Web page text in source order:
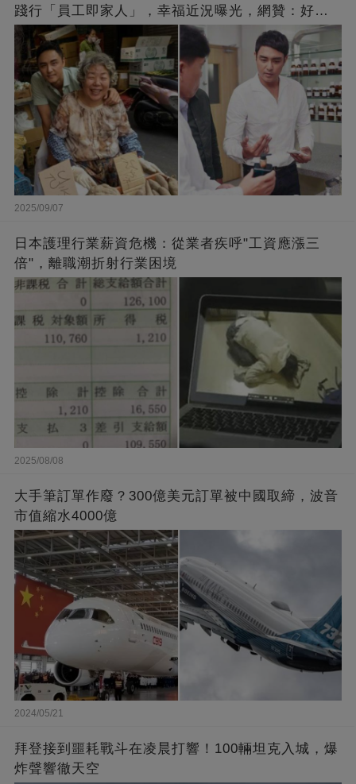
踐行「員工即家人」，幸福近況曝光，網贊：好老
闆的福報
2025/09/07
日本護理行業薪資危機：從業者疾呼"工資應漲三
倍"，離職潮折射行業困境
2025/08/08
大手筆訂單作廢？300億美元訂單被中國取締，波音
市值縮水4000億
2024/05/21
拜登接到噩耗戰斗在凌晨打響！100輛坦克入城，爆
炸聲響徹天空